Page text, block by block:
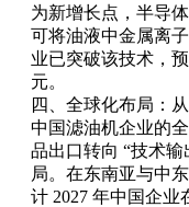
为新增长点，半导
可将油液中金属离
业已突破该技术，
元。
四、全球化布局：
中国滤油机企业的
品出口转向 “技术
局。在东南亚与中
计 2027 年中国企业